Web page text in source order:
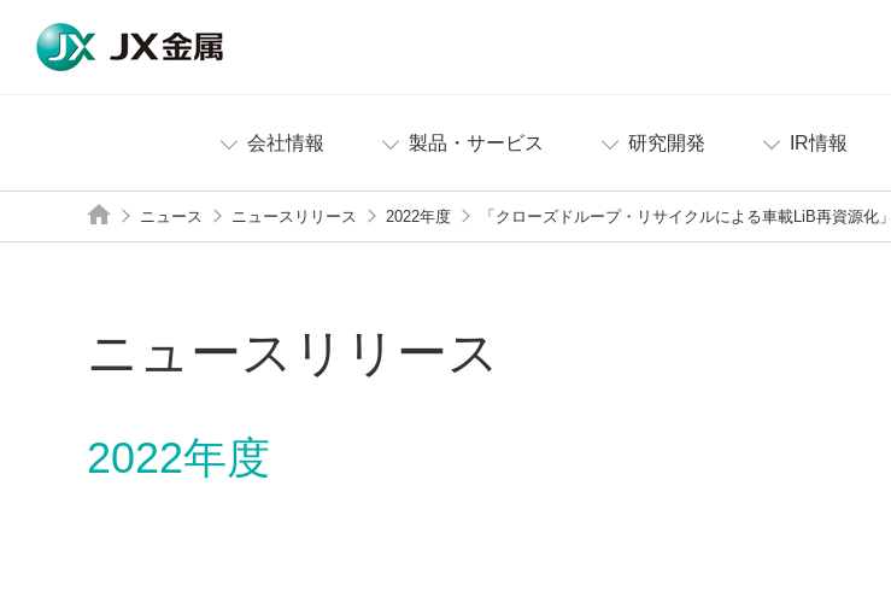
会社情報 製品・サービス 研究開発 IR情報
ニュース ニュースリリース 2022年度 「クローズドループ・リサイクルによる車載LiB再資源
ニュースリリース
2022年度